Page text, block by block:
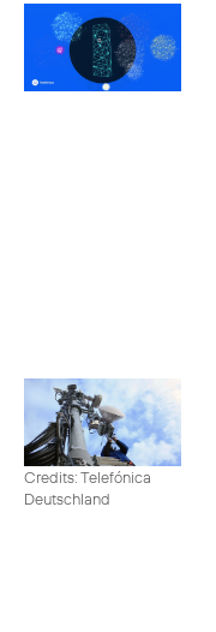
Credits: Telefónica
Deutschland